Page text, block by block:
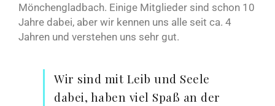
Mönchengladbach. Einige Mitglieder sind schon 10
Jahre dabei, aber wir kennen uns alle seit ca. 4
Jahren und verstehen uns sehr gut.
Wir sind mit Leib und Seele
dabei, haben viel Spaß an der